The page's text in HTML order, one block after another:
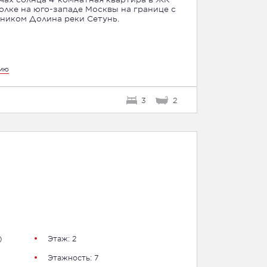
на юго-западе Москвы на границе с
Долина реки Сетунь.
3 2
Этаж: 2
Этажность: 7